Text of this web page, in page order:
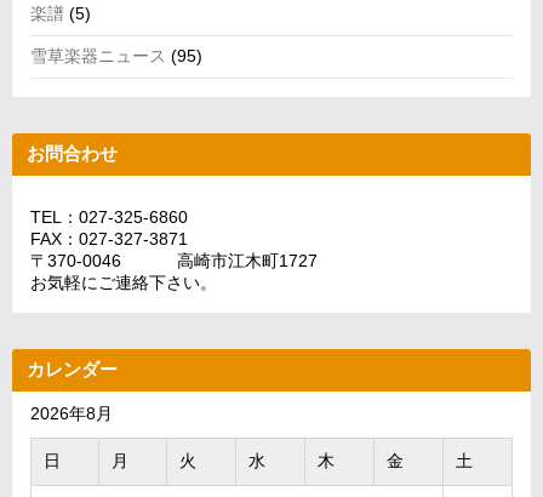
楽譜 (5)
雪草楽器ニュース (95)
お問合わせ
TEL：027-325-6860
FAX：027-327-3871
〒370-0046 高崎市江木町1727
お気軽にご連絡下さい。
カレンダー
2026年8月
日 月 火 水 木 金 土